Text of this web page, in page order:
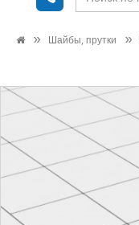
Шайбы, прутки